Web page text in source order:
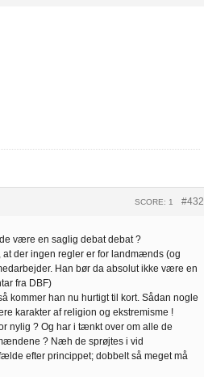
SCORE: 1
være en saglig debat debat ?
at der ingen regler er for landmænds (og
Han bør da absolut ikke være en
fra DBF)
kommer han nu hurtigt til kort. Sådan nogle
karakter af religion og ekstremisme !
nylig ? Og har i tænkt over om alle de
? Næh de sprøjtes i vid
efter princippet; dobbelt så meget må